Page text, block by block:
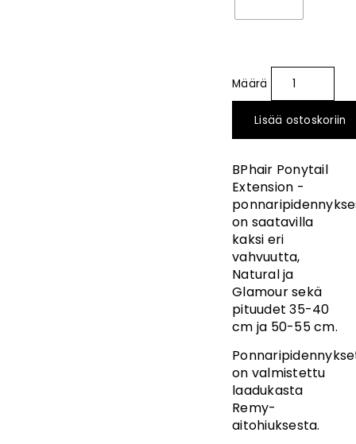
Lisää ostoskoriin
BPhair Ponytail
Extension -
on saatavilla
kaksi eri
vahvuutta,
Natural ja
Glamour sekä
pituudet 35-40
cm ja 50-55 cm.
on valmistettu
laadukasta
Remy-
aitohiuksesta.